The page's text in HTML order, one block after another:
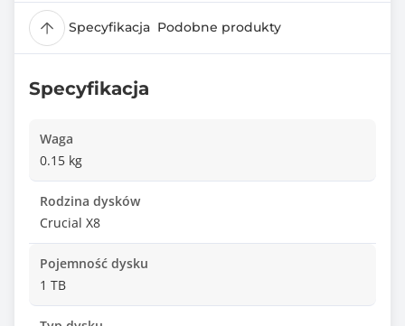
Specyfikacja Podobne produkty
Specyfikacja
Waga
0.15 kg
Rodzina dysków
Crucial X8
Pojemność dysku
1 TB